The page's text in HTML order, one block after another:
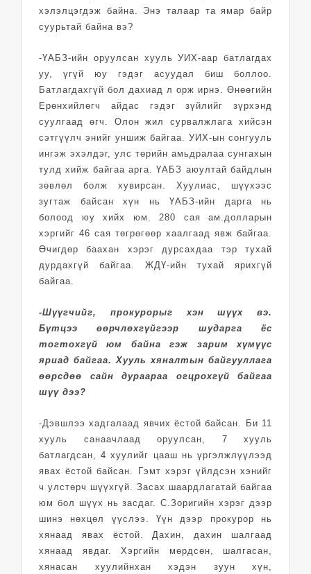
хэлэлцэгдэж байна. Энэ талаар та ямар байр
суурьтай байна вэ?
-ҮАБЗ-ийн оруулсан хууль УИХ-аар батлагдах
уу, үгүй юу гэдэг асуудал биш боллоо.
Батлагдахгүй бол дахиад л орж ирнэ. Өнөөгийн
Ерөнхийлөгч айдас гэдэг зүйлийг зүрхэнд
суулгаад өгч. Олон жил сурвалжлага хийсэн
сэтгүүлч энийг уншиж байгаа. УИХ-ын сонгууль
ингэж эхэлдэг, улс төрийн амьдралаа сунгахын
тулд хийж байгаа арга. ҮАБЗ аюултай байдлын
зөвлөл болж хувирсан. Хуулиас, шүүхээс
зугтаж байсан хүн нь ҮАБЗ-ийн дарга нь
болоод юу хийх юм. 280 сая ам.долларын
хэргийг 46 сая төгрөгөөр хаалгаад явж байгаа.
Өчигдөр баахан хэрэг дурсахдаа тэр тухай
дурдахгүй байгаа. ЖДҮ-ийн тухай ярихгүй
байгаа.
-Шүүгчийг, прокурорыг хэн шүүх вэ.
Бүтцээ өөрчлөхгүйгээр шударга ёс
тогтохгүй юм байна гэж зарим хүмүүс
яриад байгаа. Хууль хяналтын байгууллага
өөрсдөө сайн дураараа огцрохгүй байгаа
шүү дээ?
-Дэвшлээ хадгалаад явчих ёстой байсан. Би 11
хууль санаачлаад оруулсан, 7 хууль
батлагдсан, 4 хуулийг цааш нь үргэлжлүүлээд
явах ёстой байсан. Гэмт хэрэг үйлдсэн хэнийг
ч улстөрч шүүхгүй. Засах шаардлагатай байгаа
юм бол шүүх нь засдаг. С.Зоригийн хэрэг дээр
шинэ нөхцөл үүслээ. Үүн дээр прокурор нь
хянаад явах ёстой. Дахин, дахин шалгаад
хянаад явдаг. Хэргийн мөрдсөн, шалгасан,
хянасан хуулийнхан хэдэн зуун хүн,